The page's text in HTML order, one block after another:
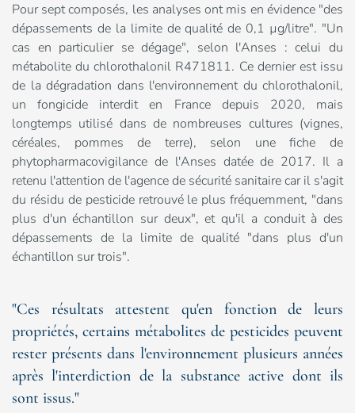
Pour sept composés, les analyses ont mis en évidence "des
dépassements de la limite de qualité de 0,1 µg/litre". "Un
cas en particulier se dégage", selon l'Anses : celui du
métabolite du chlorothalonil R471811. Ce dernier est issu
de la dégradation dans l'environnement du chlorothalonil,
un fongicide interdit en France depuis 2020, mais
longtemps utilisé dans de nombreuses cultures (vignes,
céréales, pommes de terre), selon une fiche de
phytopharmacovigilance de l'Anses datée de 2017. Il a
retenu l'attention de l'agence de sécurité sanitaire car il s'agit
du résidu de pesticide retrouvé le plus fréquemment, "dans
plus d'un échantillon sur deux", et qu'il a conduit à des
dépassements de la limite de qualité "dans plus d'un
échantillon sur trois".
"Ces résultats attestent qu'en fonction de leurs
propriétés, certains métabolites de pesticides peuvent
rester présents dans l'environnement plusieurs années
après l'interdiction de la substance active dont ils
sont issus."